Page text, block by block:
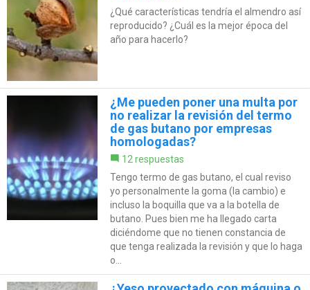
¿Qué características tendría el almendro así
reproducido? ¿Cuál es la mejor época del
año para hacerlo?
¿Me pueden poner una multa por
no realizar la revisión del termo
de gas butano por empresas
homologadas?
12 respuestas
Tengo termo de gas butano, el cual reviso
yo personalmente la goma (la cambio) e
incluso la boquilla que va a la botella de
butano. Pues bien me ha llegado carta
diciéndome que no tienen constancia de
que tenga realizada la revisión y que lo haga
o...